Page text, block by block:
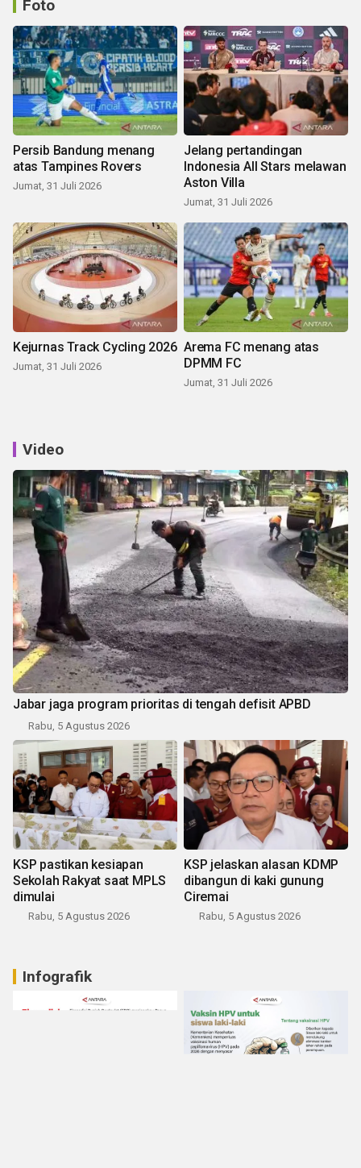
Foto
Persib Bandung menang
atas Tampines Rovers
Jumat, 31 Juli 2026
Jelang pertandingan
Indonesia All Stars melawan
Aston Villa
Jumat, 31 Juli 2026
Kejurnas Track Cycling 2026
Jumat, 31 Juli 2026
Arema FC menang atas
DPMM FC
Jumat, 31 Juli 2026
Video
Jabar jaga program prioritas di tengah defisit APBD
Rabu, 5 Agustus 2026
KSP pastikan kesiapan
Sekolah Rakyat saat MPLS
dimulai
Rabu, 5 Agustus 2026
KSP jelaskan alasan KDMP
dibangun di kaki gunung
Ciremai
Rabu, 5 Agustus 2026
Infografik